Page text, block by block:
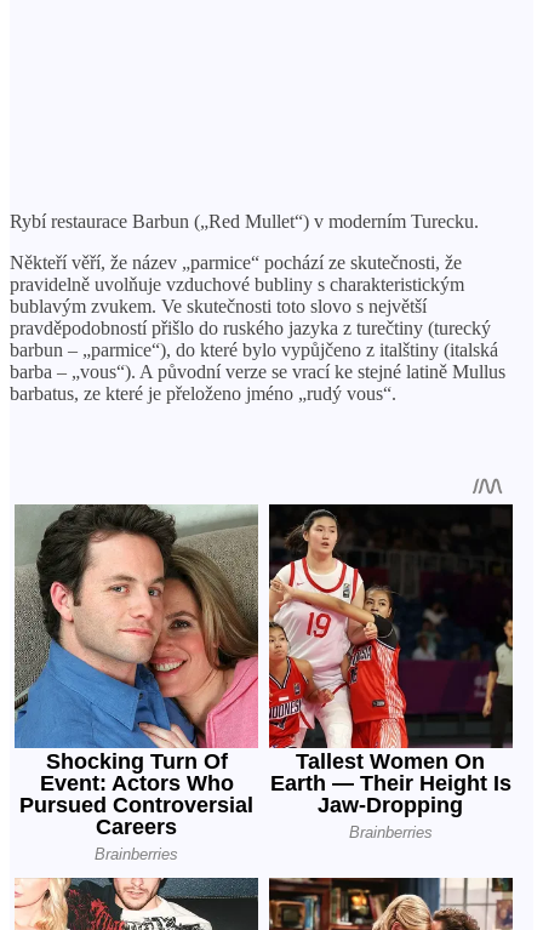
Rybí restaurace Barbun („Red Mullet“) v moderním Turecku.
Někteří věří, že název „parmice“ pochází ze skutečnosti, že
pravidelně uvolňuje vzduchové bubliny s charakteristickým
bublavým zvukem. Ve skutečnosti toto slovo s největší
pravděpodobností přišlo do ruského jazyka z turečtiny (turecký
barbun – „parmice“), do které bylo vypůjčeno z italštiny (italská
barba – „vous“). A původní verze se vrací ke stejné latině Mullus
barbatus, ze které je přeloženo jméno „rudý vous“.